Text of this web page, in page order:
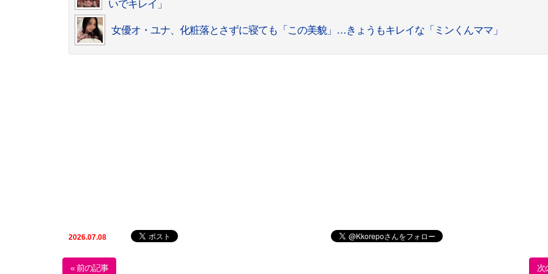
いでキレイ」
女優オ・ユナ、化粧落とさずに寝ても「この美貌」…きょうもキレイな「ミンくんママ」
2026.07.08
« 前の記事 次